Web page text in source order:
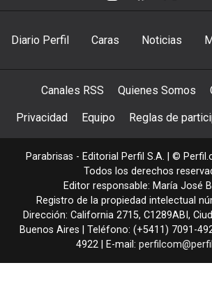
Diario Perfil Caras Noticias
Canales RSS Quienes Somos
Privacidad Equipo Reglas de
Parabrisas - Editorial Perfil S.A. | ©
Todos los derechos
Editor responsable: María José
Registro de la propiedad intelectual
Dirección: California 2715, C1289ABI ,
Buenos Aires | Teléfono: (+5411) 7091-
4922 | E-mail: